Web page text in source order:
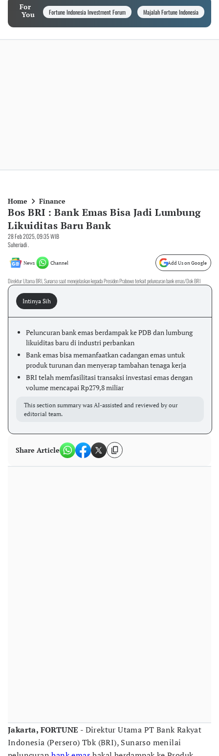
For
You
Fortune Indonesia Investment Forum Majalah Fortune Indonesia
Home Finance
Bos BRI : Bank Emas Bisa Jadi Lumbung
Likuiditas Baru Bank
28 Feb 2025, 09:35 WIB
Suheriadi .
News Channel Add Us on Google
Direktur Utama BRI, Sunarso saat menejelaskan kepada Presiden Prabowo terkait peluncuran bank emas/Dok BRI
Intinya Sih
Peluncuran bank emas berdampak ke PDB dan lumbung
likuiditas baru di industri perbankan
Bank emas bisa memanfaatkan cadangan emas untuk
produk turunan dan menyerap tambahan tenaga kerja
BRI telah memfasilitasi transaksi investasi emas dengan
volume mencapai Rp279,8 miliar
This section summary was AI-assisted and reviewed by our
editorial team.
Share Article
Jakarta, FORTUNE - Direktur Utama PT Bank Rakyat
Indonesia (Persero) Tbk (BRI), Sunarso menilai